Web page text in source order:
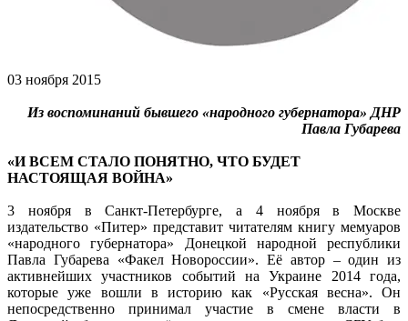
03 ноября 2015
Из воспоминаний бывшего «народного губернатора» ДНР
Павла Губарева
«И ВСЕМ СТАЛО ПОНЯТНО, ЧТО БУДЕТ
НАСТОЯЩАЯ ВОЙНА»
3 ноября в Санкт-Петербурге, а 4 ноября в Москве
издательство «Питер» представит читателям книгу мемуаров
«народного губернатора» Донецкой народной республики
Павла Губарева «Факел Новороссии». Её автор – один из
активнейших участников событий на Украине 2014 года,
которые уже вошли в историю как «Русская весна». Он
непосредственно принимал участие в смене власти в